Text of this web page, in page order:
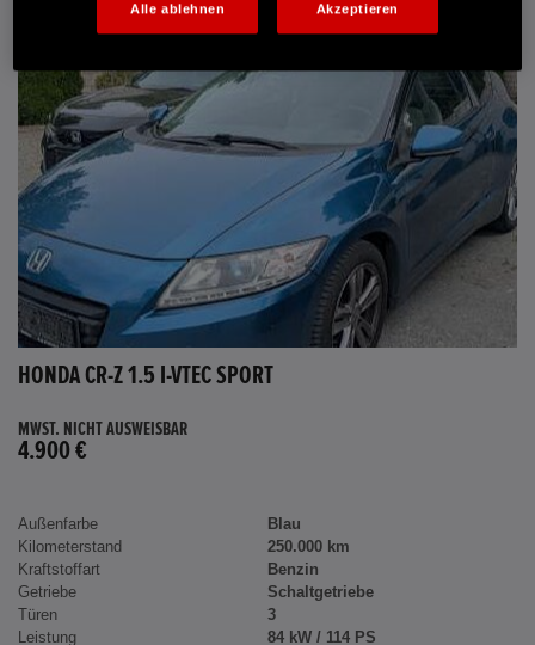
HONDA CR-Z 1.5 I-VTEC SPORT
MWST. NICHT AUSWEISBAR
4.900 €
Außenfarbe
Blau
Kilometerstand
250.000 km
Kraftstoffart
Benzin
Getriebe
Schaltgetriebe
Türen
3
Leistung
84 kW / 114 PS
Alle ablehnen Akzeptieren